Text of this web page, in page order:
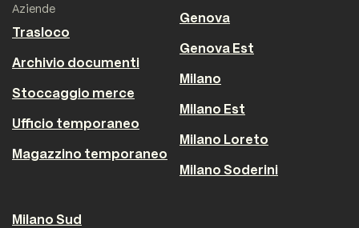
Aziende
Trasloco
Archivio documenti
Stoccaggio merce
Ufficio temporaneo
Magazzino temporaneo
Genova
Genova Est
Milano
Milano Est
Milano Loreto
Milano Soderini
Milano Sud